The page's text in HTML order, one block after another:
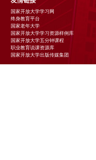
国家开放大学学习网
终身教育平台
国家老年大学
国家开放大学学习资源样例库
国家开放大学五分钟课程
职业教育说课资源库
国家开放大学出版传媒集团